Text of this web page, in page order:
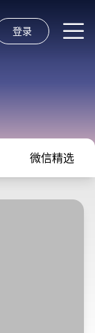
登录
微信精选